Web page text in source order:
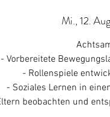
Mi., 12.
- Vorbereitete
- Rollenspiele
- Soziales Lernen in